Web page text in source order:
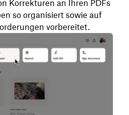
Korrekturen an Ihren PDFs
so organisiert sowie auf
vorbereitet.